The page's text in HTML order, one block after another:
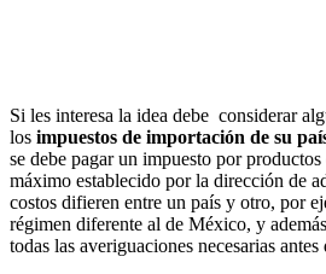
Si les interesa la idea debe considerar
los impuestos de importación de su
se debe pagar un impuesto por
máximo establecido por la dirección de
costos difieren entre un país y otro, por
régimen diferente al de México, y
todas las averiguaciones necesarias